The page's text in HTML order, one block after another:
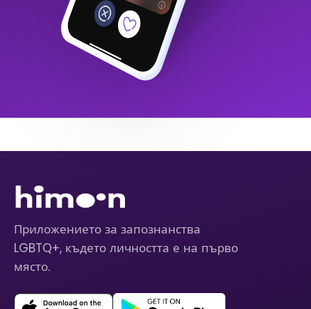
Приложението за запознанства
LGBTQ+, където личността е на първо
място.